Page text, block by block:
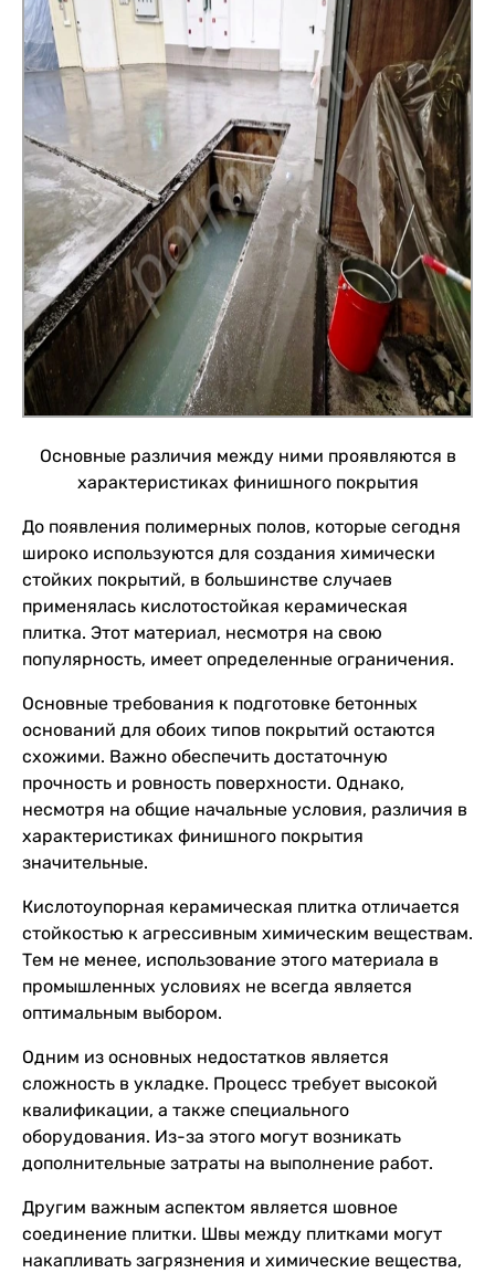
Основные различия между ними проявляются в
характеристиках финишного покрытия
До появления полимерных полов, которые сегодня
широко используются для создания химически
стойких покрытий, в большинстве случаев
применялась кислотостойкая керамическая
плитка. Этот материал, несмотря на свою
популярность, имеет определенные ограничения.
Основные требования к подготовке бетонных
оснований для обоих типов покрытий остаются
схожими. Важно обеспечить достаточную
прочность и ровность поверхности. Однако,
несмотря на общие начальные условия, различия в
характеристиках финишного покрытия
значительные.
Кислотоупорная керамическая плитка отличается
стойкостью к агрессивным химическим веществам.
Тем не менее, использование этого материала в
промышленных условиях не всегда является
оптимальным выбором.
Одним из основных недостатков является
сложность в укладке. Процесс требует высокой
квалификации, а также специального
оборудования. Из-за этого могут возникать
дополнительные затраты на выполнение работ.
Другим важным аспектом является шовное
соединение плитки. Швы между плитками могут
накапливать загрязнения и химические вещества,